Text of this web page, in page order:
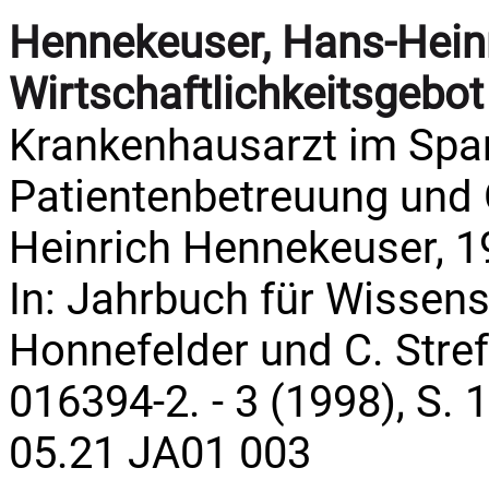
Hennekeuser, Hans-
Wirtschaftlichkeitsgebot
Krankenhausarzt im
Patientenbetreuung
Heinrich Hennekeuser,
In: Jahrbuch für
Honnefelder und C.
016394-2. - 3 (1998), S.
05.21 JA01 003